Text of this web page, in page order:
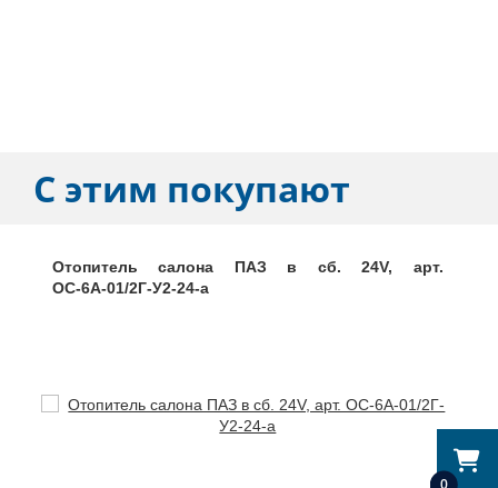
0
С этим покупают
Отопитель салона ПАЗ в сб. 24V, арт.
ОС-6А-01/2Г-У2-24-а